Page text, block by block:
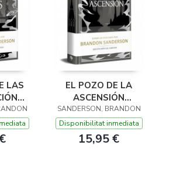
LAS
3)
EL POZO DE LA
ASCENSIÓN
(EDICIÓN LIMITADA)
(TRILOGÍA ORIGINAL
MISTBORN 2)
SANDERSON, BRANDON
Disponibilitat inmediata
15,95 €